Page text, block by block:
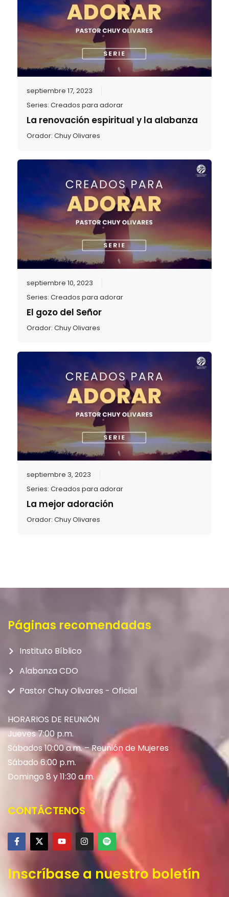
septiembre 17, 2023
Series: Creados para adorar
La renovación espiritual y la alabanza
Orador: Chuy Olivares
septiembre 10, 2023
Series: Creados para adorar
El gozo del Señor
Orador: Chuy Olivares
septiembre 3, 2023
Series: Creados para adorar
La mejor adoración
Orador: Chuy Olivares
Páginas recomendadas
Instituto Bíblico
Alabanza CDO
Pastor Chuy Olivares - Oficial
HORARIOS DE REUNIÓN
Jueves 7:00 p.m.
Sábados 10:00 a.m. – Reunión de Mujeres
Sábado 6:00 p.m.
Domingo 8 y 11:30 a.m.
CONTÁCTENOS
Inscríbase a nuestro boletín